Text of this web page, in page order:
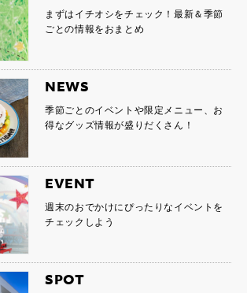
まずはイチオシをチェック！最新＆季節
ごとの情報をおまとめ
NEWS
季節ごとのイベントや限定メニュー、お
得なグッズ情報が盛りだくさん！
EVENT
週末のおでかけにぴったりなイベントを
チェックしよう
SPOT